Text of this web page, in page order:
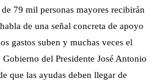
79 mil personas mayores recibirán
de una señal concreta de apoyo
gastos suben y muchas veces el
del Presidente José Antonio
que las ayudas deben llegar de